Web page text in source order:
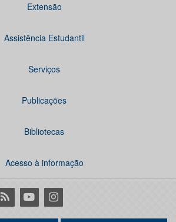
Extensão
Assistência Estudantil
Serviços
Publicações
Bibliotecas
Acesso à informação
RSS YoutubeInstagram